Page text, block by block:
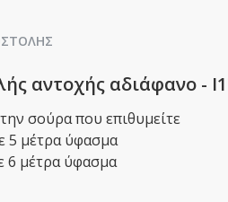
αντοχής αδιάφανο -
σούρα που επιθυμείτε
5 μέτρα ύφασμα
6 μέτρα ύφασμα